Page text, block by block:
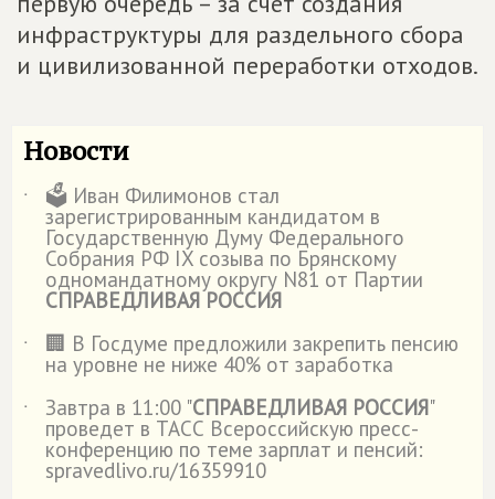
инфраструктуры для раздельного сбора
и цивилизованной переработки отходов.
Новости
˙ 🗳️ Иван Филимонов стал
зарегистрированным кандидатом в
Государственную Думу Федерального
Собрания РФ IX созыва по Брянскому
одномандатному округу N81 от Партии
СПРАВЕДЛИВАЯ РОССИЯ
˙
🏢 В Госдуме предложили закрепить пенсию
на уровне не ниже 40% от заработка
˙
Завтра в 11:00 "СПРАВЕДЛИВАЯ РОССИЯ"
проведет в ТАСС Всероссийскую пресс-
конференцию по теме зарплат и пенсий:
spravedlivo.ru/16359910